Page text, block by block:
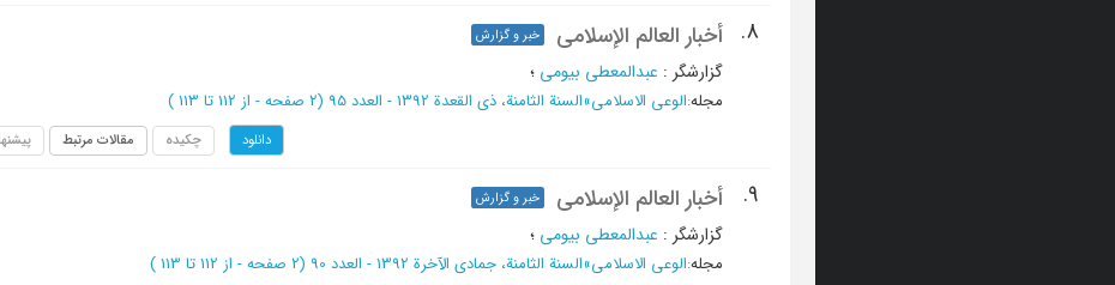
8. أخبار العالم الإسلامی خبر و گزارش
گزارشگر : عبدالمعطی بیومی ؛
مجله:الوعی الاسلامی»السنة الثامنة، ذی القعدة 1392 - العدد 95 (‎2 صفحه - از 112 تا 113 )
دانلود چکیده مقالات مرتبط
9. أخبار العالم الإسلامی خبر و گزارش
گزارشگر : عبدالمعطی بیومی ؛
مجله:الوعی الاسلامی»السنة الثامنة، جمادی الآخرة 1392 - العدد 90 (‎2 صفحه - از 112 تا 113 )